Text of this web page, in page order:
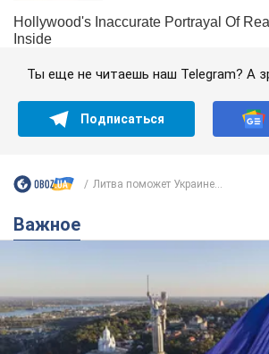
Ты еще не читаешь наш Telegram? А
Подписаться
Литва поможет Украине...
Важное